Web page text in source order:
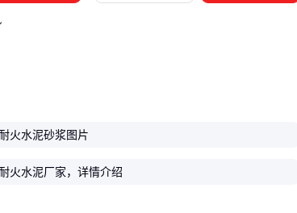
火水泥砂浆图片
火水泥厂家，详情介绍